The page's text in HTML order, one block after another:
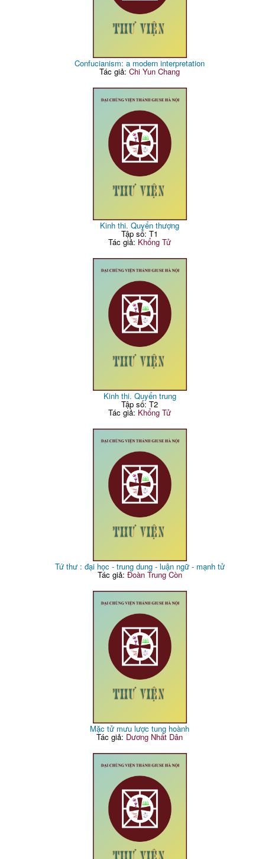
Confucianism: a modern interpretation
Tác giả:Chi Yun Chang
Kinh thi. Quyển thượng
Tập số: T1
Tác giả: Khổng Tử
Kinh thi. Quyển trung
Tập số: T2
Tác giả: Khổng Tử
Tứ thư : đại học - trung dung - luận ngữ - mạnh tử
Tác giả: Đoàn Trung Còn
Mặc tử mưu lược tung hoành
Tác giả: Dương Nhất Dân